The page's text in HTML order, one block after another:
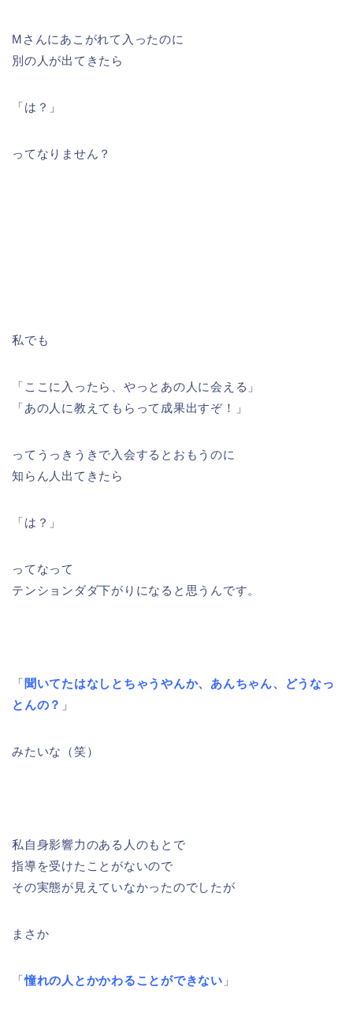
Mさんにあこがれて入ったのに
別の人が出てきたら
「は？」
ってなりません？
私でも
「ここに入ったら、やっとあの人に会える」
「あの人に教えてもらって成果出すぞ！」
ってうっきうきで入会するとおもうのに
知らん人出てきたら
「は？」
ってなって
テンションダダ下がりになると思うんです。
「 聞いてたはなしとちゃうやんか、あんちゃん、どうなっ
とんの？ 」
みたいな（笑）
私自身影響力のある人のもとで
指導を受けたことがないので
その実態が見えていなかったのでしたが
まさか
「憧れの人とかかわることができない 」